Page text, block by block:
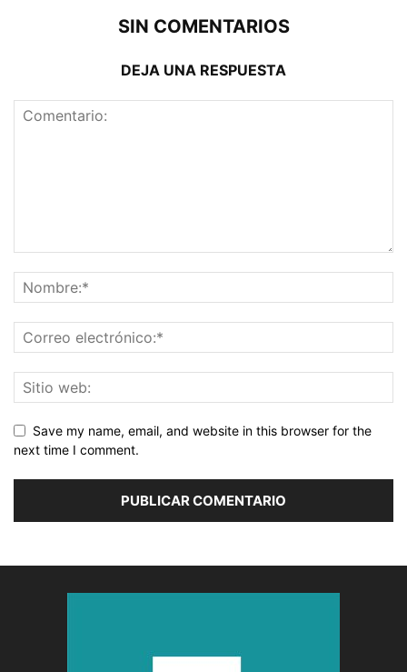
SIN COMENTARIOS
DEJA UNA RESPUESTA
Save my name, email, and website in this browser for the
next time I comment.